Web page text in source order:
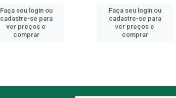
Faça seu login ou
cadastre-se para
ver preços e
comprar
Faça seu login ou
cadastre-se para
ver preços e
comprar